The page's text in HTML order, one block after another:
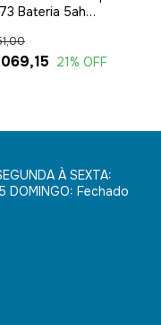
Bateria 5ah
21% OFF
À SEXTA:
Fechado